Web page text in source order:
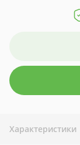
Характеристики